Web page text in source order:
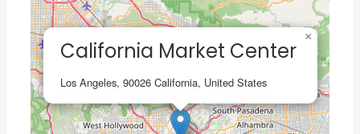
California Market Center
Los Angeles, 90026 California, United States
×